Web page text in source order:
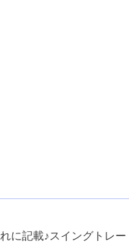
に記載♪スイングトレー